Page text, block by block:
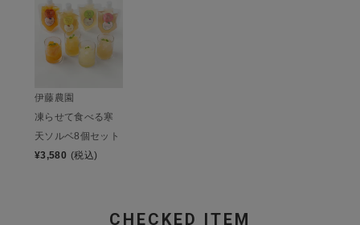
伊藤農園
凍らせて食べる寒
天ソルベ8個セット
¥3,580 (税込)
CHECKED ITEM